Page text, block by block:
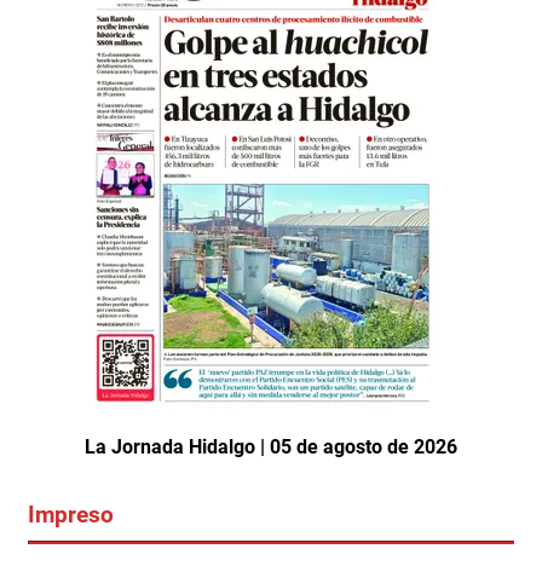
La Jornada Hidalgo | 05 de agosto de 2026
Impreso